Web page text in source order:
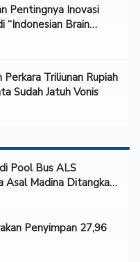
Pentingnya Inovasi
“Indonesian Brain
Jakarta”
Triliunan Rupiah
Sudah Jatuh Vonis
Pool Bus ALS
Asal Madina Ditangkap
Penyimpan 27,96